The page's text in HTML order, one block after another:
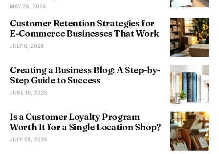
MAY 26, 2026
Customer Retention Strategies for
E-Commerce Businesses That Work
JULY 6, 2026
Creating a Business Blog: A Step-by-
Step Guide to Success
JUNE 18, 2026
Is a Customer Loyalty Program
Worth It for a Single Location Shop?
JULY 28, 2026